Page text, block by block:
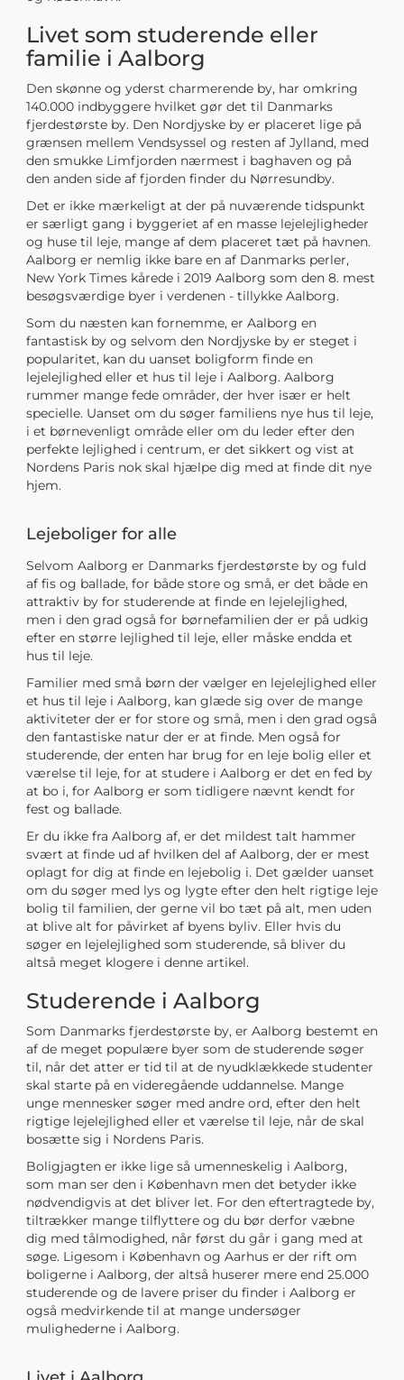
Livet som studerende eller
familie i Aalborg
Den skønne og yderst charmerende by, har omkring
140.000 indbyggere hvilket gør det til Danmarks
fjerdestørste by. Den Nordjyske by er placeret lige på
grænsen mellem Vendsyssel og resten af Jylland, med
den smukke Limfjorden nærmest i baghaven og på
den anden side af fjorden finder du Nørresundby.
Det er ikke mærkeligt at der på nuværende tidspunkt
er særligt gang i byggeriet af en masse lejelejligheder
og huse til leje, mange af dem placeret tæt på havnen.
Aalborg er nemlig ikke bare en af Danmarks perler,
New York Times kårede i 2019 Aalborg som den 8. mest
besøgsværdige byer i verdenen - tillykke Aalborg.
Som du næsten kan fornemme, er Aalborg en
fantastisk by og selvom den Nordjyske by er steget i
popularitet, kan du uanset boligform finde en
lejelejlighed eller et hus til leje i Aalborg. Aalborg
rummer mange fede områder, der hver især er helt
specielle. Uanset om du søger familiens nye hus til leje,
i et børnevenligt område eller om du leder efter den
perfekte lejlighed i centrum, er det sikkert og vist at
Nordens Paris nok skal hjælpe dig med at finde dit nye
hjem.
Lejeboliger for alle
Selvom Aalborg er Danmarks fjerdestørste by og fuld
af fis og ballade, for både store og små, er det både en
attraktiv by for studerende at finde en lejelejlighed,
men i den grad også for børnefamilien der er på udkig
efter en større lejlighed til leje, eller måske endda et
hus til leje.
Familier med små børn der vælger en lejelejlighed eller
et hus til leje i Aalborg, kan glæde sig over de mange
aktiviteter der er for store og små, men i den grad også
den fantastiske natur der er at finde. Men også for
studerende, der enten har brug for en leje bolig eller et
værelse til leje, for at studere i Aalborg er det en fed by
at bo i, for Aalborg er som tidligere nævnt kendt for
fest og ballade.
Er du ikke fra Aalborg af, er det mildest talt hammer
svært at finde ud af hvilken del af Aalborg, der er mest
oplagt for dig at finde en lejebolig i. Det gælder uanset
om du søger med lys og lygte efter den helt rigtige leje
bolig til familien, der gerne vil bo tæt på alt, men uden
at blive alt for påvirket af byens byliv. Eller hvis du
søger en lejelejlighed som studerende, så bliver du
altså meget klogere i denne artikel.
Studerende i Aalborg
Som Danmarks fjerdestørste by, er Aalborg bestemt en
af de meget populære byer som de studerende søger
til, når det atter er tid til at de nyudklækkede studenter
skal starte på en videregående uddannelse. Mange
unge mennesker søger med andre ord, efter den helt
rigtige lejelejlighed eller et værelse til leje, når de skal
bosætte sig i Nordens Paris.
Boligjagten er ikke lige så umenneskelig i Aalborg,
som man ser den i København men det betyder ikke
nødvendigvis at det bliver let. For den eftertragtede by,
tiltrækker mange tilflyttere og du bør derfor væbne
dig med tålmodighed, når først du går i gang med at
søge. Ligesom i København og Aarhus er der rift om
boligerne i Aalborg, der altså huserer mere end 25.000
studerende og de lavere priser du finder i Aalborg er
også medvirkende til at mange undersøger
mulighederne i Aalborg.